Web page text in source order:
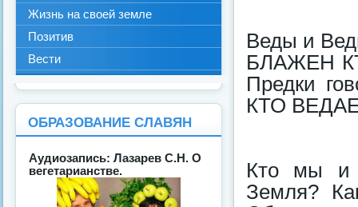
Веды и
БЛАЖЕН
Предки
КТО
Кто мы и
Земля?
Жизнь на своей земле
Позитив
Вести
ОБРАЗОВАНИЕ СЛАВЯН
Аудиозапись: Лазарев С.Н. О
вегетарианстве.